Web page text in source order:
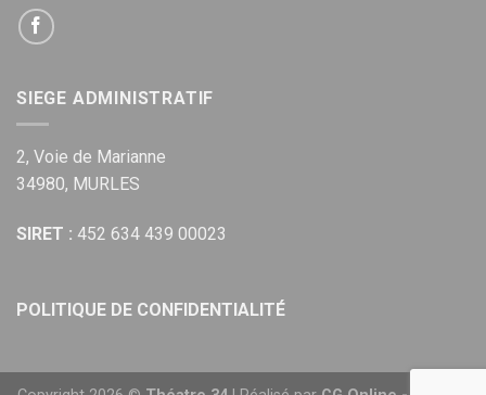
SIEGE ADMINISTRATIF
2, Voie de Marianne
34980, MURLES
SIRET : 452 634 439 00023
POLITIQUE DE CONFIDENTIALITÉ